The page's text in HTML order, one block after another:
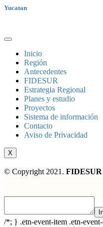
Yucatan
Inicio
Región
Antecedentes
FIDESUR
Estrategia Regional
Planes y estudio
Proyectos
Sistema de información
Contacto
Aviso de Privacidad
X
© Copyright 2021. FIDESUR
/*; } .etn-event-item .etn-